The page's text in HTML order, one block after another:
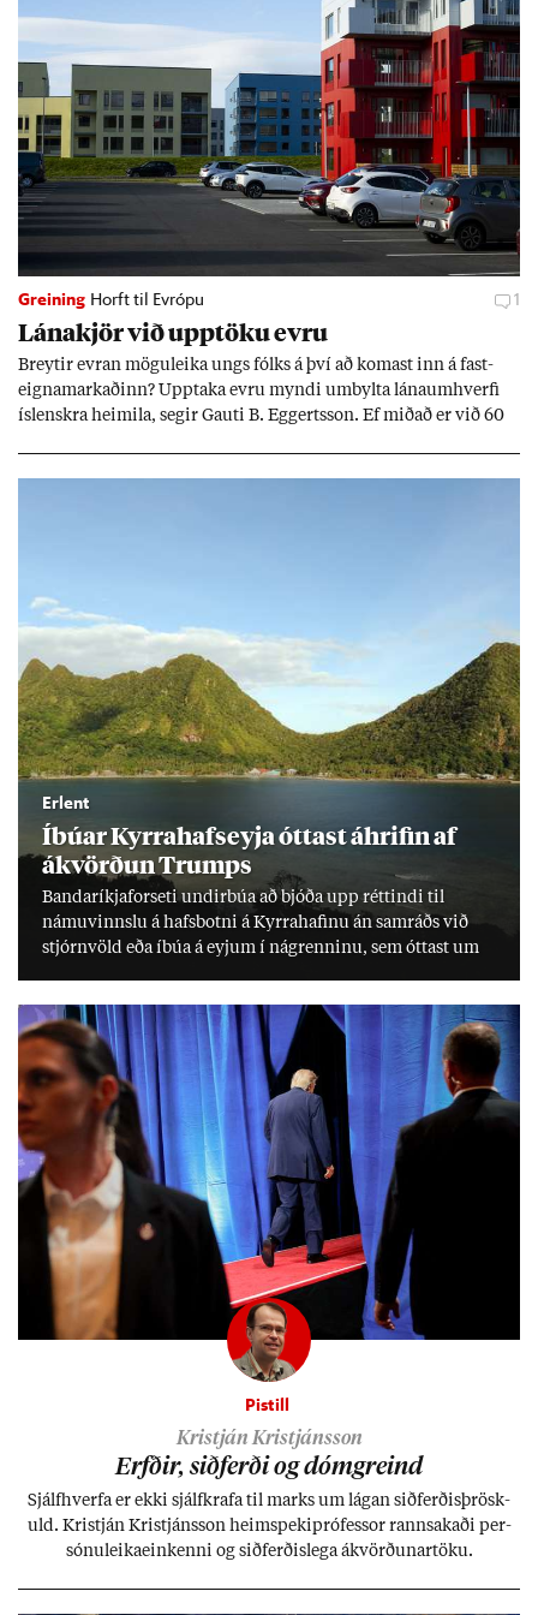
Greining Horft til Evrópu 1
Lána­kjör við upp­töku evru
Breyt­ir evr­an mögu­leika ungs fólks á því að kom­ast inn á fast­
eigna­mark­að­inn? Upp­taka evru myndi um­bylta lánaum­hverfi
ís­lenskra heim­ila, seg­ir Gauti B. Eggerts­son. Ef mið­að er við 60
Erlent
Íbú­ar Kyrra­hafs­eyja ótt­ast áhrif­in af
ákvörð­un Trumps
Banda­ríkja­for­seti und­ir­búa að bjóða upp rétt­indi til
námu­vinnslu á hafs­botni á Kyrra­haf­inu án sam­ráðs við
stjórn­völd eða íbúa á eyj­um í ná­grenn­inu, sem ótt­ast um
Pistill
Kristján Kristjánsson
Erfð­ir, sið­ferði og dómgreind
Sjálf­hverfa er ekki sjálf­krafa til marks um lág­an sið­ferð­is­þrösk­
uld. Kristján Kristjáns­son heim­speki­pró­fess­or rann­sak­aði per­
sónu­leika­ein­kenni og sið­ferð­is­lega ákvörð­un­ar­töku.